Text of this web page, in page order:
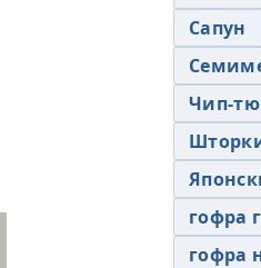
Сапун
Чип-
гофра
гофра